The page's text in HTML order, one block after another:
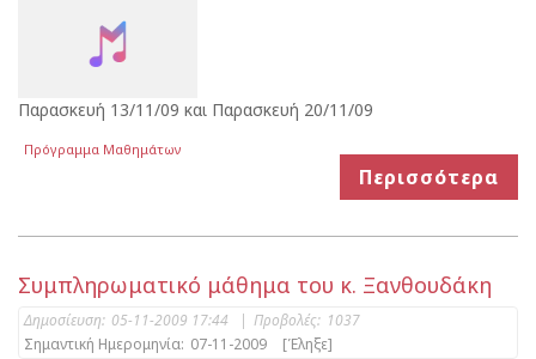
Παρασκευή 13/11/09 και Παρασκευή 20/11/09
Πρόγραμμα Μαθημάτων
Περισσότερα
Συμπληρωματικό μάθημα του κ. Ξανθουδάκη
Δημοσίευση: 05-11-2009 17:44 | Προβολές: 1037
Σημαντική Ημερομηνία: 07-11-2009 [Έληξε]